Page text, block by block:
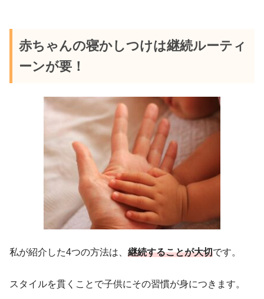
赤ちゃんの寝かしつけは継続ルーティ
ーンが要！
私が紹介した4つの方法は、 継続することが大切です。
スタイルを貫くことで子供にその習慣が身につきます。